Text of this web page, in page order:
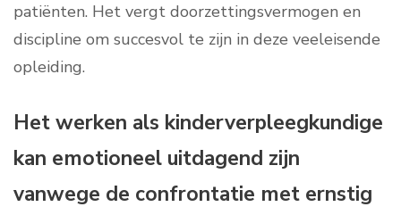
patiënten. Het vergt doorzettingsvermogen en
discipline om succesvol te zijn in deze veeleisende
opleiding.
Het werken als kinderverpleegkundige
kan emotioneel uitdagend zijn
vanwege de confrontatie met ernstig